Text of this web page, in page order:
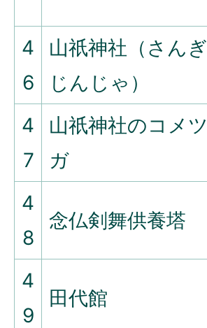
4
6
山祇神社（さんぎ
じんじゃ）
4
7
山祇神社のコメツ
ガ
4
8
念仏剣舞供養塔
4
9
田代館